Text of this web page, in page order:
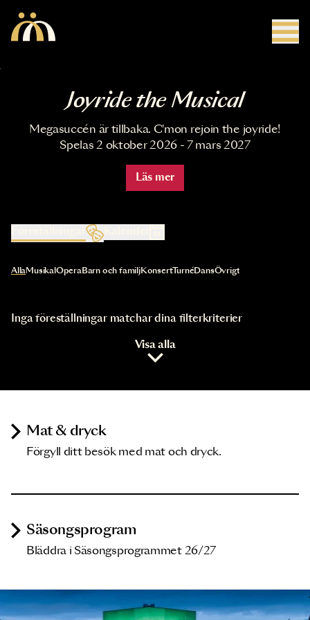
Joyride the Musical
Megasuccén är tillbaka. C'mon rejoin the joyride!
Spelas 2 oktober 2026 - 7 mars 2027
Läs mer
Kalender
Val av kategori uppdaterar innehållet automatiskt
AllaMusikal OperaBarn och familjKonsertTurnéDansÖvrigt
Inga föreställningar matchar dina filterkriterier
Visa alla
Mat & dryck
Förgyll ditt besök med mat och dryck.
Säsongsprogram
Bläddra i Säsongsprogrammet 26/27